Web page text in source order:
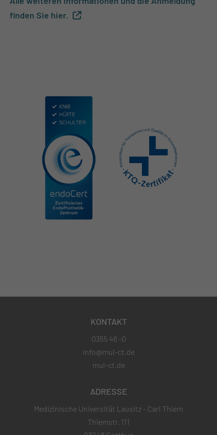
finden Sie hier.
KONTAKT
0355 46 -0
info@mul-ct.de
mul-ct.de
ADRESSE
Medizinische Universität Lausitz - Carl Thiem
Thiemstr. 111